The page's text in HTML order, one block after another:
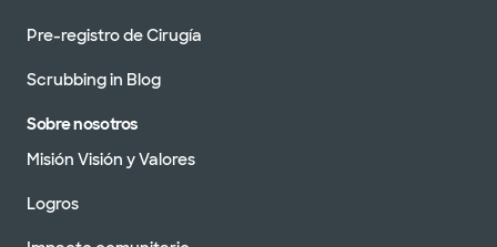
Pre-registro de Cirugía
Scrubbing in Blog
Sobre nosotros
Misión Visión y Valores
Logros